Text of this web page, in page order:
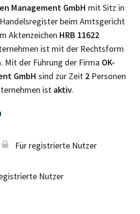
Management GmbH mit Sitz in
beim Amtsgericht
Aktenzeichen HRB 11622
ist mit der Rechtsform
Mit der Führung der Firma OK-
GmbH sind zur Zeit 2 Personen
ist aktiv.
Für registrierte Nutzer
Nutzer